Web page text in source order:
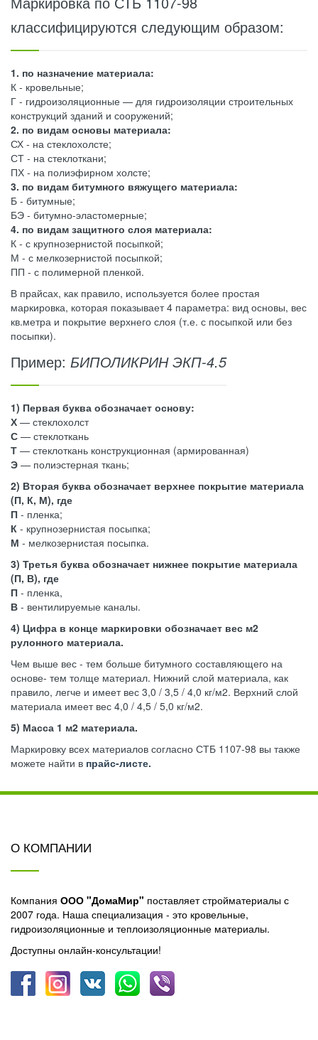
классифицируются следующим образом:
1. по назначение материала:
К - кровельные;
Г - гидроизоляционные — для гидроизоляции строительных
конструкций зданий и сооружений;
2. по видам основы материала:
СХ - на стеклохолсте;
СТ - на стеклоткани;
ПХ - на полиэфирном холсте;
3. по видам битумного вяжущего материала:
Б - битумные;
БЭ - битумно-эластомерные;
4. по видам защитного слоя материала:
К - с крупнозернистой посыпкой;
М - с мелкозернистой посыпкой;
ПП - с полимерной пленкой.
В прайсах, как правило, используется более простая
маркировка, которая показывает 4 параметра: вид основы, вес
кв.метра и покрытие верхнего слоя (т.е. с посыпкой или без
посыпки).
Пример: БИПОЛИКРИН ЭКП-4.5
1) Первая буква обозначает основу:
Х — стеклохолст
С — стеклоткань
Т — стеклоткань конструкционная (армированная)
Э — полиэстерная ткань;
2) Вторая буква обозначает верхнее покрытие материала
(П, К, М), где
П - пленка;
К - крупнозернистая посыпка;
М - мелкозернистая посыпка.
3) Третья буква обозначает нижнее покрытие материала
(П, В), где
П - пленка,
В - вентилируемые каналы.
4) Цифра в конце маркировки обозначает вес м2
рулонного материала.
Чем выше вес - тем больше битумного составляющего на
основе- тем толще материал. Нижний слой материала, как
правило, легче и имеет вес 3,0 / 3,5 / 4,0 кг/м2. Верхний слой
материала имеет вес 4,0 / 4,5 / 5,0 кг/м2.
5) Масса 1 м2 материала.
Маркировку всех материалов согласно СТБ 1107-98 вы также
можете найти в прайс-листе.
О КОМПАНИИ
Компания ООО "ДомаМир" поставляет стройматериалы с
2007 года. Наша специализация - это кровельные,
гидроизоляционные и теплоизоляционные материалы.
Доступны онлайн-консультации!